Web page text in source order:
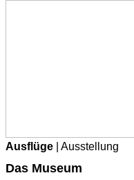
Ausflüge | Ausstellung
Das Museum